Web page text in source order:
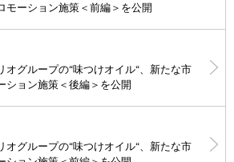
モーション施策＜前編＞を公開
オグループの“味つけオイル“、新たな市
ション施策＜後編＞を公開
オグループの“味つけオイル“、新たな市